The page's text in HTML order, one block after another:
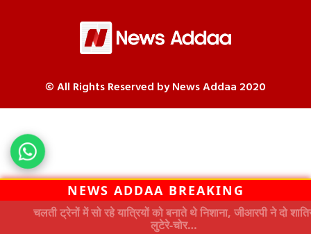
© All Rights Reserved by News Addaa 2020
NEWS ADDAA BREAKING
चलती ट्रेनों में सो रहे यात्रियों को बनाते थे निशाना, जीआरपी ने दो शातिर
लुटेरे-चोर…